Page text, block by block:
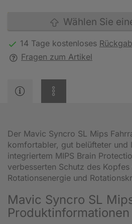
Wählen Sie
14 Tage kostenloses
Fragen zum Artikel
Der Mavic Syncro SL Mips
komfortabler, gut belüfteter und
integriertem MIPS Brain
verbesserten Schutz des
Rotationsenergie und
Mavic Syncro SL
Produktinformationen